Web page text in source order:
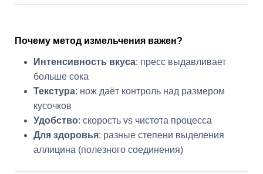
Почему метод измельчения важен?
Интенсивность вкуса: пресс выдавливает
больше сока
Текстура: нож даёт контроль над размером
кусочков
Удобство: скорость vs чистота процесса
Для здоровья: разные степени выделения
аллицина (полезного соединения)